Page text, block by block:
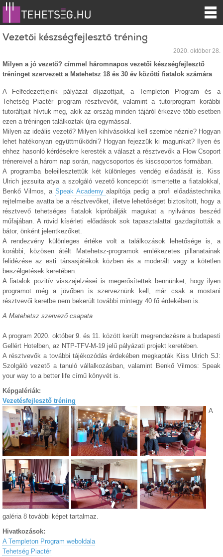
Vezetői készségfejlesztő tréning
2020. október 28.
Milyen a jó vezető? címmel háromnapos vezetői készségfejlesztő
tréninget szervezett a Matehetsz 18 és 30 év közötti fiatalok számára
A Felfedezettjeink pályázat díjazottjait, a Templeton Program és a
Tehetség Piactér program résztvevőit, valamint a tutorprogram korábbi
tutoráltjait hívtuk meg, akik az ország minden tájáról érkezve több esetben
ezen a tréningen találkoztak újra egymással.
Milyen az ideális vezető? Milyen kihívásokkal kell szembe néznie? Hogyan
lehet hatékonyan együttműködni? Hogyan fejezzük ki magunkat? Ilyen és
ehhez hasonló kérdésekre keresték a választ a résztvevők a Flow Csoport
trénereivel a három nap során, nagycsoportos és kiscsoportos formában.
A programba beleillesztettük két különleges vendég előadását is. Kiss
Ulrich jezsuita atya a szolgáló vezető koncepciót ismertette a fiatalokkal,
Benkő Vilmos, a Speak Academyalapítója pedig a profi előadástechnika
rejtelmeibe avatta be a résztvevőket, illetve lehetőséget biztosított, hogy a
résztvevő tehetséges fiatalok kipróbálják magukat a nyilvános beszéd
műfajában. A rövid kísérleti előadások sok tapasztalattal gazdagították a
bátor, önként jelentkezőket.
A rendezvény különleges értéke volt a találkozások lehetősége is, a
korábbi, közösen átélt Matehetsz-programok emlékezetes pillanatainak
felidézése az esti társasjátékok közben és a moderált vagy a kötetlen
beszélgetések keretében.
A fiatalok pozitív visszajelzései is megerősítettek bennünket, hogy ilyen
programot még a jövőben is szerveznünk kell, már csak a mostani
résztvevői keretbe nem bekerült további mintegy 40 fő érdekében is.
A Matehetsz szervező csapata
A program 2020. október 9. és 11. között került megrendezésre a budapesti
Gellért Hotelben, az NTP-TFV-M-19 jelű pályázati projekt keretében.
A résztvevők a további tájékozódás érdekében megkapták Kiss Ulrich SJ:
Szolgáló vezető a tanuló vállalkozásban, valamint Benkő Vilmos: Speak
your way to a better life című könyvét is.
Képgalériák:
Vezetésfejlesztő tréning
A
galéria 8 további képet tartalmaz.
Hivatkozások:
A Templeton Program weboldala
Tehetség Piactér